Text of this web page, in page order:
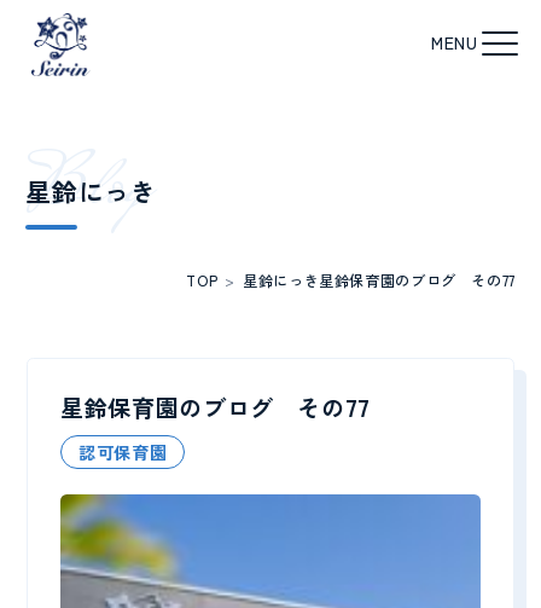
Blog
星鈴にっき
TOP > 星鈴にっき星鈴保育園のブログ その77
星鈴保育園のブログ その77
認可保育園